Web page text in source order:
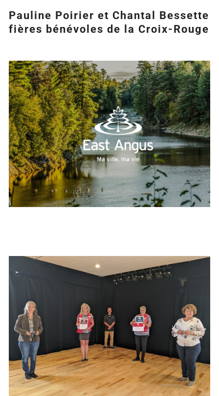
Pauline Poirier et Chantal Bessette
fières bénévoles de la Croix-Rouge
Agrandir
l&apos;image